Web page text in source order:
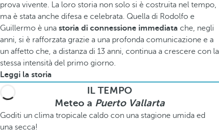
prova vivente. La loro storia non solo si è costruita nel tempo,
ma è stata anche difesa e celebrata. Quella di Rodolfo e
Guillermo è una storia di connessione immediata che, negli
anni, si è rafforzata grazie a una profonda comunicazione e a
un affetto che, a distanza di 13 anni, continua a crescere con la
stessa intensità del primo giorno.
Leggi la storia
IL TEMPO
Meteo a Puerto Vallarta
Goditi un clima tropicale caldo con una stagione umida ed
una secca!